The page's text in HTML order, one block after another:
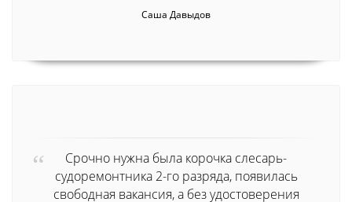
Саша Давыдов
Срочно нужна была корочка слесарь-
судоремонтника 2-го разряда, появилась
свободная вакансия, а без удостоверения